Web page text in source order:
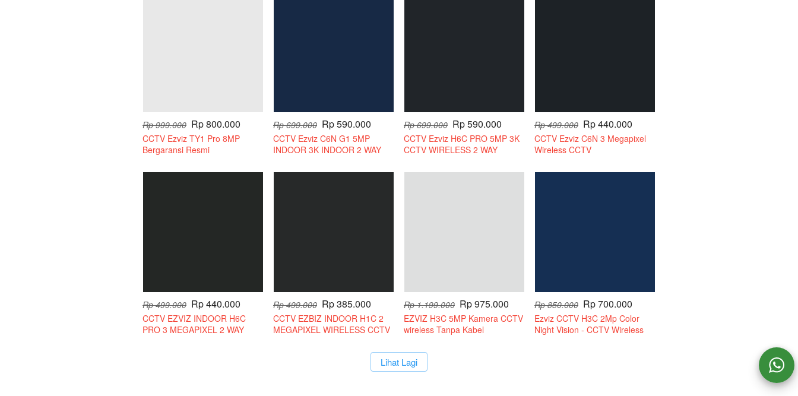
Rp 999.000 Rp 800.000
CCTV Ezviz TY1 Pro 8MP
Bergaransi Resmi
Rp 699.000 Rp 590.000
CCTV Ezviz C6N G1 5MP
INDOOR 3K INDOOR 2 WAY
Rp 699.000 Rp 590.000
CCTV Ezviz H6C PRO 5MP 3K
CCTV WIRELESS 2 WAY
Rp 499.000 Rp 440.000
CCTV Ezviz C6N 3 Megapixel
Wireless CCTV
Rp 499.000 Rp 440.000
CCTV EZVIZ INDOOR H6C
PRO 3 MEGAPIXEL 2 WAY
Rp 499.000 Rp 385.000
CCTV EZBIZ INDOOR H1C 2
MEGAPIXEL WIRELESS CCTV
Rp 1.199.000 Rp 975.000
EZVIZ H3C 5MP Kamera CCTV
wireless Tanpa Kabel
Rp 850.000 Rp 700.000
Ezviz CCTV H3C 2Mp Color
Night Vision - CCTV Wireless
`Lihat Lagi